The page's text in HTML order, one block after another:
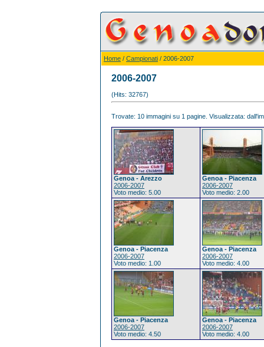
Home / Campionati / 2006-2007
2006-2007
(Hits: 32767)
Trovate: 10 immagini su 1 pagine. Visualizzata:
Genoa - Arezzo
2006-2007
Voto medio: 5.00
Genoa - Piacenza
2006-2007
Voto medio: 2.00
Genoa - Piacenza
2006-2007
Voto medio: 1.00
Genoa - Piacenza
2006-2007
Voto medio: 4.00
Genoa - Piacenza
2006-2007
Voto medio: 4.50
Genoa - Piacenza
2006-2007
Voto medio: 4.00